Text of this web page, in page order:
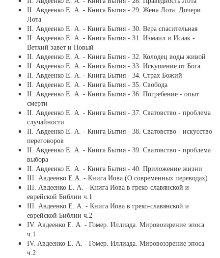
ІІ. Авдеенко Е. А. - Книга Бытия - 29. Жена Лота. Дочери
Лота
ІІ. Авдеенко Е. А. - Книга Бытия - 30. Вера спасительная
ІІ. Авдеенко Е. А. - Книга Бытия - 31. Измаил и Исаак -
Ветхий завет и Новый
ІІ. Авдеенко Е. А. - Книга Бытия - 32. Колодец воды живой
ІІ. Авдеенко Е. А. - Книга Бытия - 33. Искушение от Бога
ІІ. Авдеенко Е. А. - Книга Бытия - 34. Страх Божий
ІІ. Авдеенко Е. А. - Книга Бытия - 35. Свобода
ІІ. Авдеенко Е. А. - Книга Бытия - 36. Погребение - опыт
смерти
ІІ. Авдеенко Е. А. - Книга Бытия - 37. Сватовство - проблема
случайности
ІІ. Авдеенко Е. А. - Книга Бытия - 38. Сватовство - искусство
переговоров
ІІ. Авдеенко Е. А. - Книга Бытия - 39. Сватовство - проблема
выбора
ІІ. Авдеенко Е. А. - Книга Бытия - 40. Приложение жизни
ІІI. Авдеенко Е.А. - Книга Иова (О современных переводах)
ІІІ. Авдеенко Е. А. - Книга Иова в греко-славянской и
еврейской Библии ч.1
ІІІ. Авдеенко Е. А. - Книга Иова в греко-славянской и
еврейской Библии ч.2
ІV. Авдеенко Е. А. - Гомер. Иллиада. Мировоззрение эпоса
ч.1
ІV. Авдеенко Е. А. - Гомер. Иллиада. Мировоззрение эпоса
ч.2